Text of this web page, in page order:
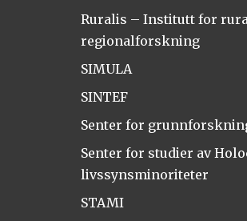
Ruralis – Institutt for
regionalforskning
SIMULA
SINTEF
Senter for
Senter for studier av
livssynsminoriteter
STAMI